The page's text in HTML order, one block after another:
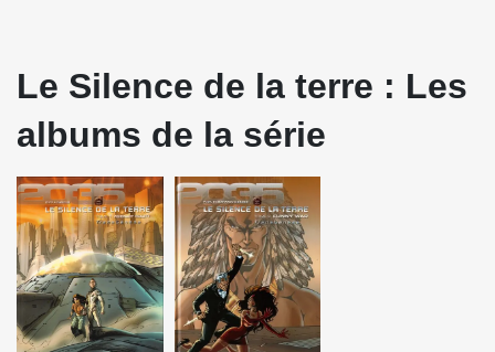
Le Silence de la terre : Les
albums de la série